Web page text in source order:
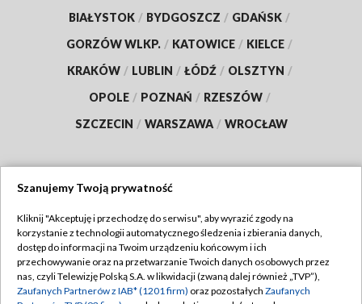
BIAŁYSTOK / BYDGOSZCZ / GDAŃSK /
GORZÓW WLKP. / KATOWICE / KIELCE /
KRAKÓW / LUBLIN / ŁÓDŹ / OLSZTYN /
OPOLE / POZNAŃ / RZESZÓW /
SZCZECIN / WARSZAWA / WROCŁAW
TVP
Abonament TVP
Emisja w TVP
Regulamin TVP
Polityka prywatności
Szanujemy Twoją prywatność
Kliknij "Akceptuję i przechodzę do serwisu", aby wyrazić zgody na
korzystanie z technologii automatycznego śledzenia i zbierania danych,
dostęp do informacji na Twoim urządzeniu końcowym i ich
przechowywanie oraz na przetwarzanie Twoich danych osobowych przez
nas, czyli Telewizję Polską S.A. w likwidacji (zwaną dalej również „TVP”),
Zaufanych Partnerów z IAB* (1201 firm) oraz pozostałych Zaufanych